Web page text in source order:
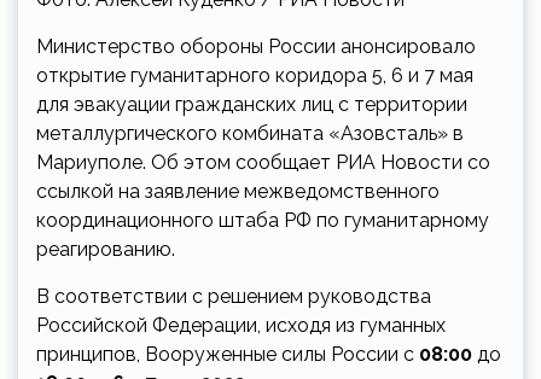
Министерство обороны России анонсировало
открытие гуманитарного коридора 5, 6 и 7 мая
для эвакуации гражданских лиц с территории
металлургического комбината «Азовсталь» в
Мариуполе. Об этом сообщает РИА Новости со
ссылкой на заявление межведомственного
координационного штаба РФ по гуманитарному
реагированию.
В соответствии с решением руководства
Российской Федерации, исходя из гуманных
принципов, Вооруженные силы России с 08:00 до